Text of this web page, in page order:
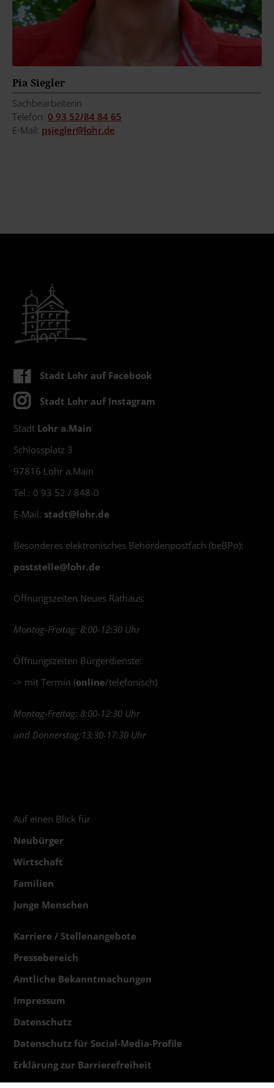
Pia Siegler
Sachbearbeiterin
Telefon: 0 93 52/84 84 65
E-Mail: psiegler@lohr.de
Stadt Lohr auf Facebook
Stadt Lohr auf Instagram
Stadt Lohr a.Main
Schlossplatz 3
97816 Lohr a.Main
Tel.: 0 93 52 / 848-0
E-Mail: stadt@lohr.de
Besonderes elektronisches Behördenpostfach (beBPo):
poststelle@lohr.de
Öffnungszeiten Neues Rathaus:
Montag-Freitag: 8:00-12:30 Uhr
Öffnungszeiten Bürgerdienste:
-> mit Termin (online/telefonisch)
Montag-Freitag: 8:00-12:30 Uhr
und Donnerstag:13:30-17:30 Uhr
Auf einen Blick für
Neubürger
Wirtschaft
Familien
Junge Menschen
Karriere / Stellenangebote
Pressebereich
Amtliche Bekanntmachungen
Impressum
Datenschutz
Datenschutz für Social-Media-Profile
Erklärung zur Barrierefreiheit